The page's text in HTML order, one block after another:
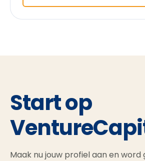
Start op
Maak nu jouw profiel aan en